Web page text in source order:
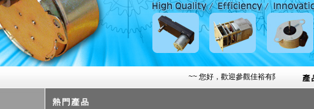
~~ 您好，歡迎參觀佳裕有限公司網站~~